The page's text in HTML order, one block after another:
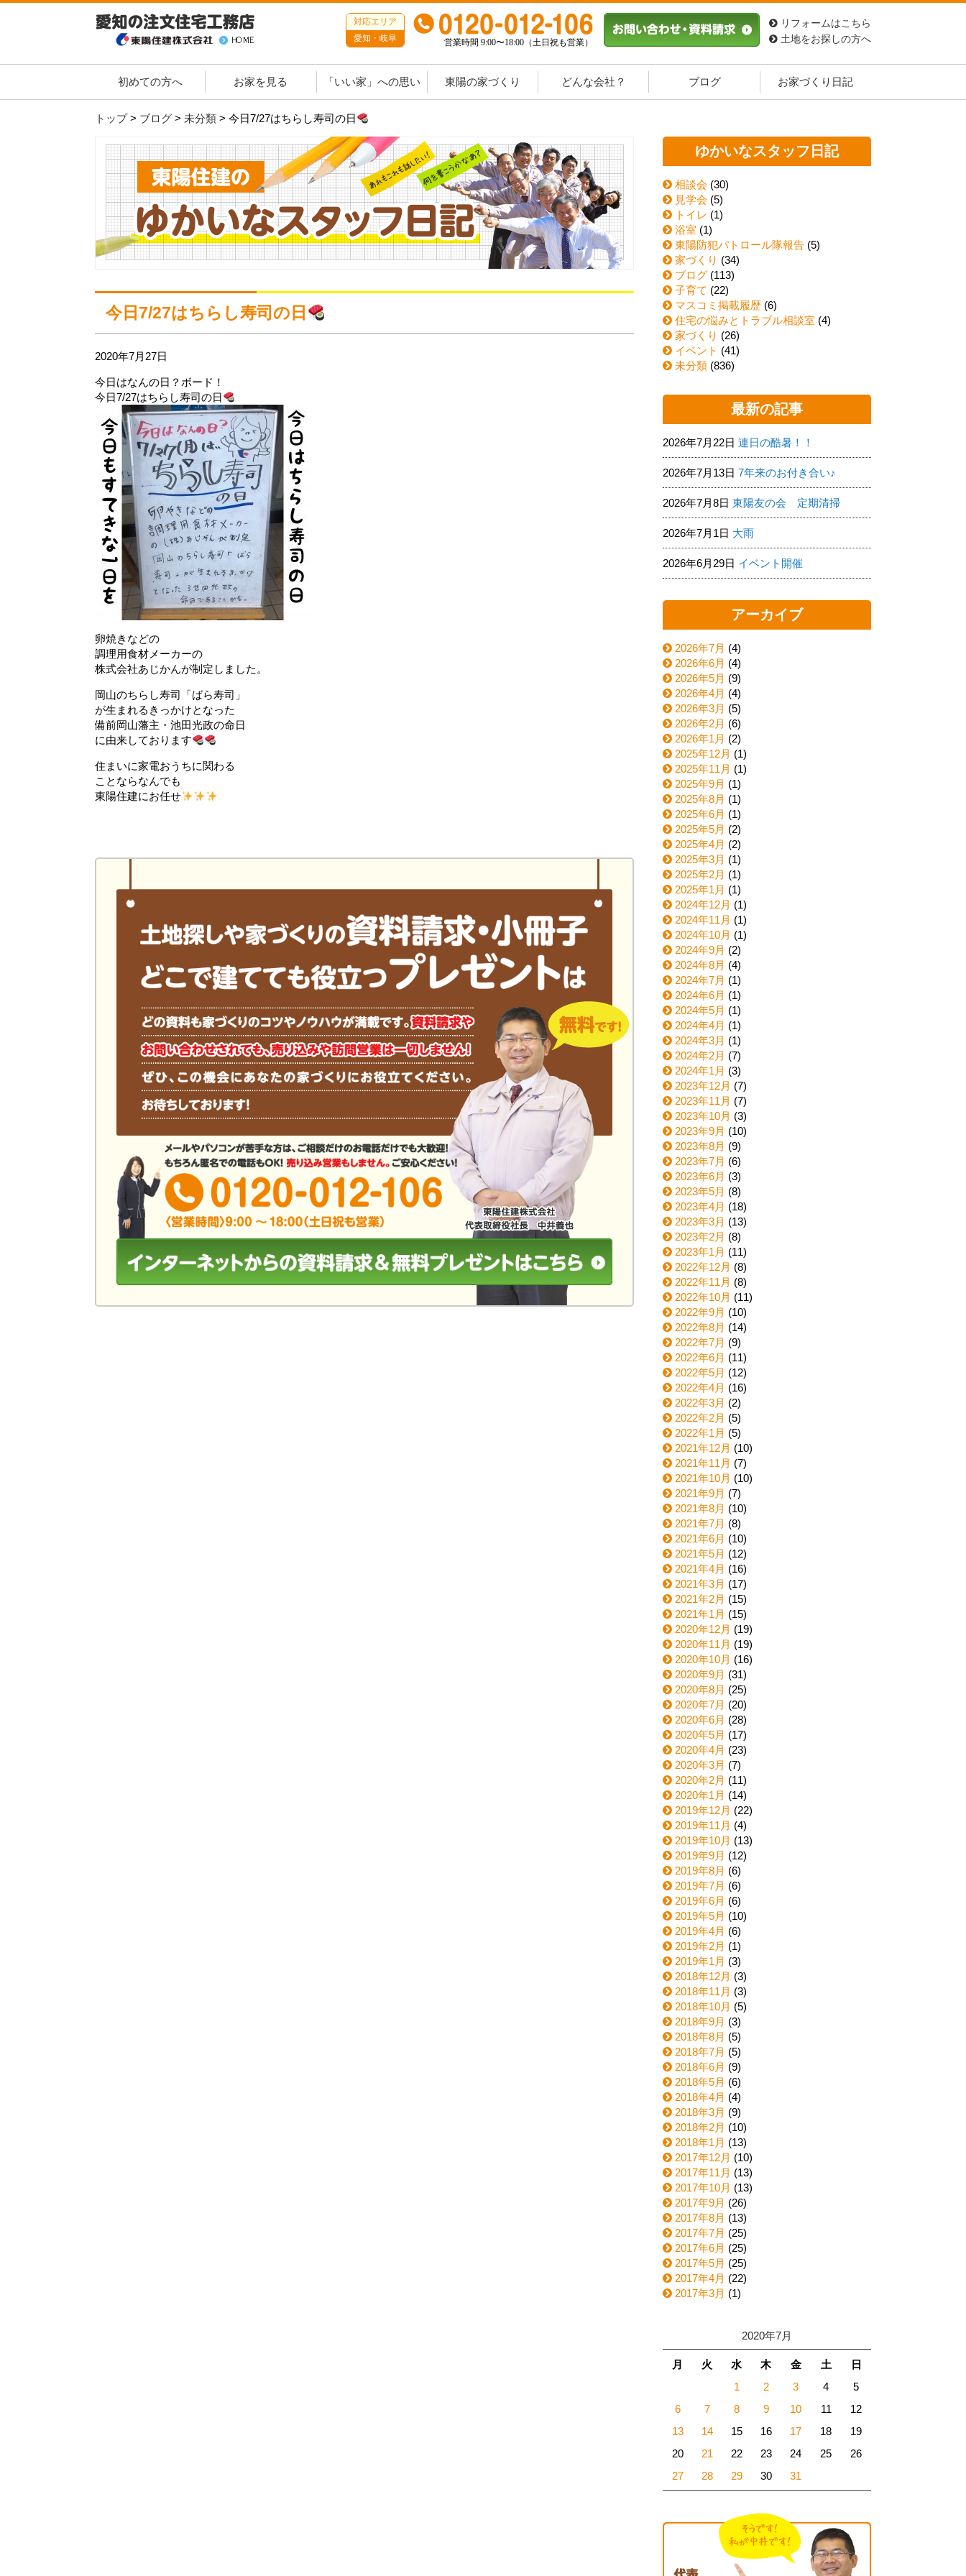
対応エリア
愛知・岐阜
営業時間 9:00〜18:00（土日祝も営業）
リフォームはこちら
土地をお探しの方へ
初めての方へ お家を見る 「いい家」への思い 東陽の家づくり どんな会社？ ブログ お家づくり日記
トップ> ブログ > 未分類 > 今日7/27はちらし寿司の日
今日7/27はちらし寿司の日
2020年7月27日
今日はなんの日？ボード！
今日7/27はちらし寿司の日
卵焼きなどの
調理用食材メーカーの
株式会社あじかんが制定しました。
岡山のちらし寿司「ばら寿司」
が生まれるきっかけとなった
備前岡山藩主・池田光政の命日
に由来しております
住まいに家電おうちに関わる
ことならなんでも
東陽住建にお任せ
ゆかいなスタッフ日記
相談会 (30)
見学会 (5)
トイレ (1)
浴室 (1)
東陽防犯パトロール隊報告 (5)
家づくり (34)
ブログ (113)
子育て (22)
マスコミ掲載履歴 (6)
住宅の悩みとトラブル相談室 (4)
家づくり (26)
イベント (41)
未分類 (836)
最新の記事
2026年7月22日 連日の酷暑！！
2026年7月13日 7年来のお付き合い♪
2026年7月8日 東陽友の会 定期清掃
2026年7月1日 大雨
2026年6月29日 イベント開催
アーカイブ
2026年7月 (4)
2026年6月 (4)
2026年5月 (9)
2026年4月 (4)
2026年3月 (5)
2026年2月 (6)
2026年1月 (2)
2025年12月 (1)
2025年11月 (1)
2025年9月 (1)
2025年8月 (1)
2025年6月 (1)
2025年5月 (2)
2025年4月 (2)
2025年3月 (1)
2025年2月 (1)
2025年1月 (1)
2024年12月 (1)
2024年11月 (1)
2024年10月 (1)
2024年9月 (2)
2024年8月 (4)
2024年7月 (1)
2024年6月 (1)
2024年5月 (1)
2024年4月 (1)
2024年3月 (1)
2024年2月 (7)
2024年1月 (3)
2023年12月 (7)
2023年11月 (7)
2023年10月 (3)
2023年9月 (10)
2023年8月 (9)
2023年7月 (6)
2023年6月 (3)
2023年5月 (8)
2023年4月 (18)
2023年3月 (13)
2023年2月 (8)
2023年1月 (11)
2022年12月 (8)
2022年11月 (8)
2022年10月 (11)
2022年9月 (10)
2022年8月 (14)
2022年7月 (9)
2022年6月 (11)
2022年5月 (12)
2022年4月 (16)
2022年3月 (2)
2022年2月 (5)
2022年1月 (5)
2021年12月 (10)
2021年11月 (7)
2021年10月 (10)
2021年9月 (7)
2021年8月 (10)
2021年7月 (8)
2021年6月 (10)
2021年5月 (12)
2021年4月 (16)
2021年3月 (17)
2021年2月 (15)
2021年1月 (15)
2020年12月 (19)
2020年11月 (19)
2020年10月 (16)
2020年9月 (31)
2020年8月 (25)
2020年7月 (20)
2020年6月 (28)
2020年5月 (17)
2020年4月 (23)
2020年3月 (7)
2020年2月 (11)
2020年1月 (14)
2019年12月 (22)
2019年11月 (4)
2019年10月 (13)
2019年9月 (12)
2019年8月 (6)
2019年7月 (6)
2019年6月 (6)
2019年5月 (10)
2019年4月 (6)
2019年2月 (1)
2019年1月 (3)
2018年12月 (3)
2018年11月 (3)
2018年10月 (5)
2018年9月 (3)
2018年8月 (5)
2018年7月 (5)
2018年6月 (9)
2018年5月 (6)
2018年4月 (4)
2018年3月 (9)
2018年2月 (10)
2018年1月 (13)
2017年12月 (10)
2017年11月 (13)
2017年10月 (13)
2017年9月 (26)
2017年8月 (13)
2017年7月 (25)
2017年6月 (25)
2017年5月 (25)
2017年4月 (22)
2017年3月 (1)
2020年7月
月 火 水 木 金 土
日
1
2 3 4
5
6
7 8 9 10 11
12
13
14 15 16 17 18
19
20
21 22 23 24 25
26
27
28 29 30 31